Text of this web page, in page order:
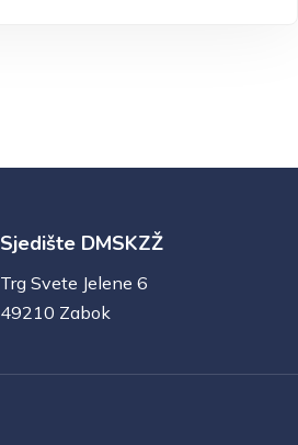
Sjedište DMSKZŽ
Trg Svete Jelene 6
49210 Zabok